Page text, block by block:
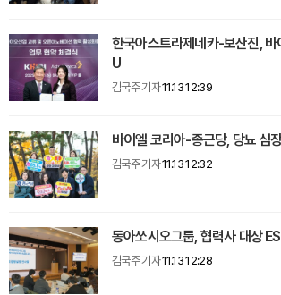
한국아스트라제네카-보산진,
U
김국주 기자11.13 12:39
바이엘 코리아-종근당, 당뇨 심
김국주 기자11.13 12:32
동아쏘시오그룹, 협력사 대상
김국주 기자11.13 12:28